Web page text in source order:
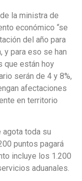
la ministra de
económico “se
del año para
y para eso se han
que están hoy
serán de 4 y 8%,
afectaciones
en territorio
agota toda su
puntos pagará
incluye los 1.200
aduanales.